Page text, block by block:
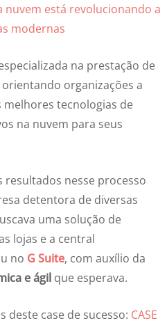
nuvem está revolucionando a
modernas
na prestação de
orientando organizações a
tecnologias de
na nuvem para seus
resultados nesse processo
detentora de diversas
uma solução de
lojas e a central
no G Suite, com auxílio da
e ágil que esperava.
deste case de sucesso: CASE